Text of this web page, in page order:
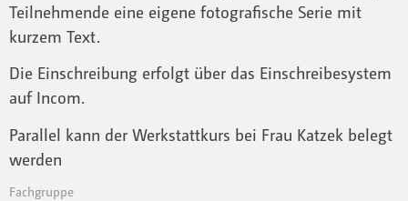
Teilnehmende eine eigene fotografische Serie mit
kurzem Text.
Die Einschreibung erfolgt über das Einschreibesystem
auf Incom.
Parallel kann der Werkstattkurs bei Frau Katzek belegt
werden
Fachgruppe